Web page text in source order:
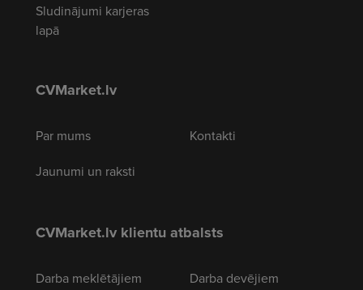
Sludinājumi karjeras
lapā
CVMarket.lv
Par mums
Jaunumi un raksti
Kontakti
CVMarket.lv klientu atbalsts
Darba meklētājiem Darba devējiem